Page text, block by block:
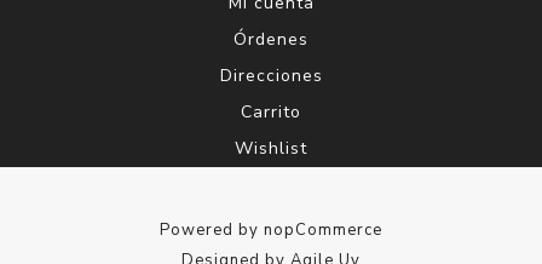
Órdenes
Direcciones
Carrito
Wishlist
Powered by nopCommerce